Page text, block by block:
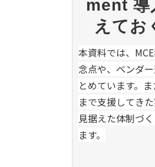
ment 導
えてお
本資料では、
念点や、ベンダ
とめています。
まで支援してき
見据えた体制づ
ます。